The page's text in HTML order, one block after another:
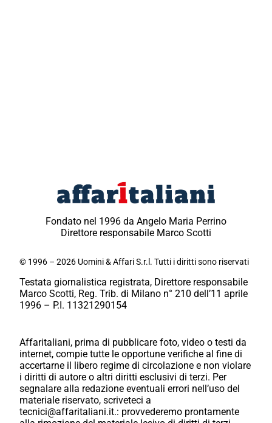
Fondato nel 1996 da Angelo Maria Perrino
Direttore responsabile Marco Scotti
© 1996 – 2026 Uomini & Affari S.r.l. Tutti i diritti sono riservati
Testata giornalistica registrata, Direttore responsabile
Marco Scotti, Reg. Trib. di Milano n° 210 dell’11 aprile
1996 – P.I. 11321290154
Affaritaliani, prima di pubblicare foto, video o testi da
internet, compie tutte le opportune verifiche al fine di
accertarne il libero regime di circolazione e non violare
i diritti di autore o altri diritti esclusivi di terzi. Per
segnalare alla redazione eventuali errori nell’uso del
materiale riservato, scriveteci a
tecnici@affaritaliani.it.: provvederemo prontamente